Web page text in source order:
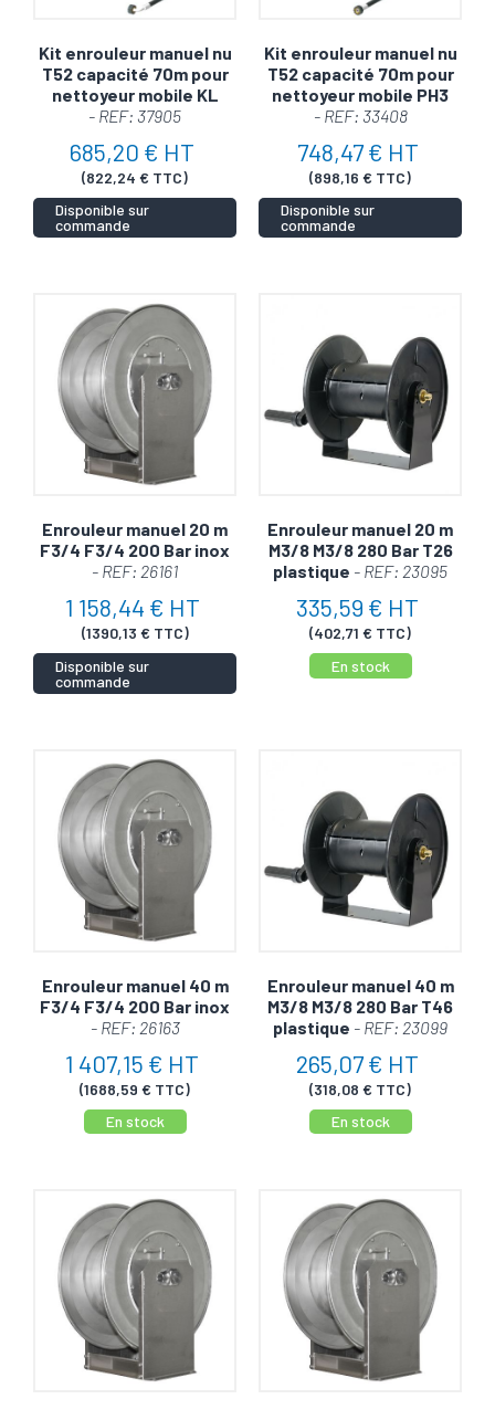
Kit enrouleur manuel nu
T52 capacité 70m pour
nettoyeur mobile KL
- REF: 37905
685,20 € HT
(822,24 € TTC)
Disponible sur
commande
Kit enrouleur manuel nu
T52 capacité 70m pour
nettoyeur mobile PH3
- REF: 33408
748,47 € HT
(898,16 € TTC)
Disponible sur
commande
Enrouleur manuel 20 m
F3/4 F3/4 200 Bar inox
- REF: 26161
1 158,44 € HT
(1390,13 € TTC)
Disponible sur
commande
Enrouleur manuel 20 m
M3/8 M3/8 280 Bar T26
plastique - REF: 23095
335,59 € HT
(402,71 € TTC)
En stock
Enrouleur manuel 40 m
F3/4 F3/4 200 Bar inox
- REF: 26163
1 407,15 € HT
(1688,59 € TTC)
En stock
Enrouleur manuel 40 m
M3/8 M3/8 280 Bar T46
plastique - REF: 23099
265,07 € HT
(318,08 € TTC)
En stock